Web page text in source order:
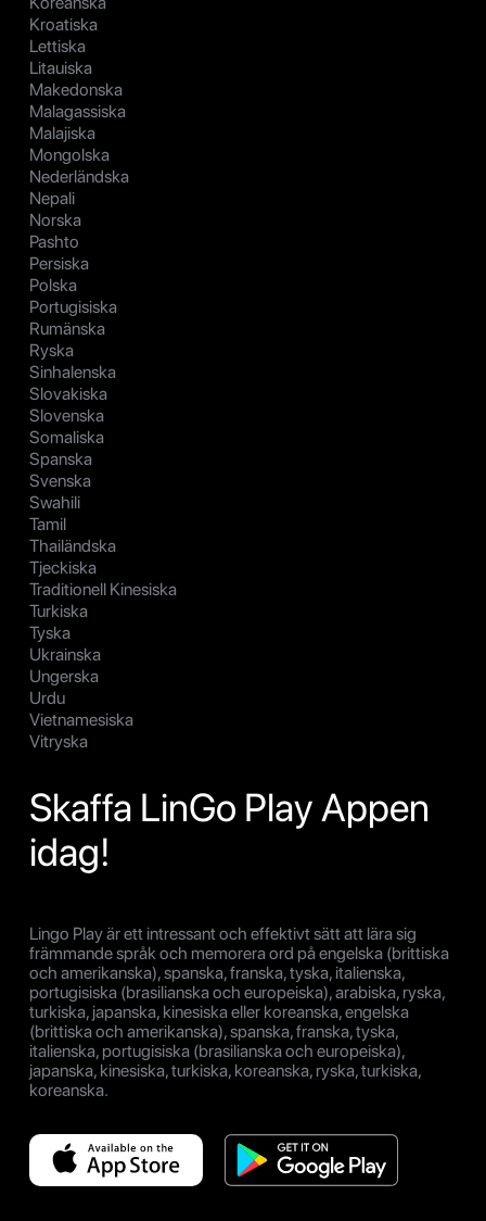
Kroatiska
Lettiska
Litauiska
Makedonska
Malagassiska
Malajiska
Mongolska
Nederländska
Nepali
Norska
Pashto
Persiska
Polska
Portugisiska
Rumänska
Ryska
Sinhalenska
Slovakiska
Slovenska
Somaliska
Spanska
Svenska
Swahili
Tamil
Thailändska
Tjeckiska
Traditionell Kinesiska
Turkiska
Tyska
Ukrainska
Ungerska
Urdu
Vietnamesiska
Vitryska
Skaffa LinGo Play Appen
idag!
Lingo Play är ett intressant och effektivt sätt att lära sig
främmande språk och memorera ord på engelska (brittiska
och amerikanska), spanska, franska, tyska, italienska,
portugisiska (brasilianska och europeiska), arabiska, ryska,
turkiska, japanska, kinesiska eller koreanska, engelska
(brittiska och amerikanska), spanska, franska, tyska,
italienska, portugisiska (brasilianska och europeiska),
japanska, kinesiska, turkiska, koreanska, ryska, turkiska,
koreanska.